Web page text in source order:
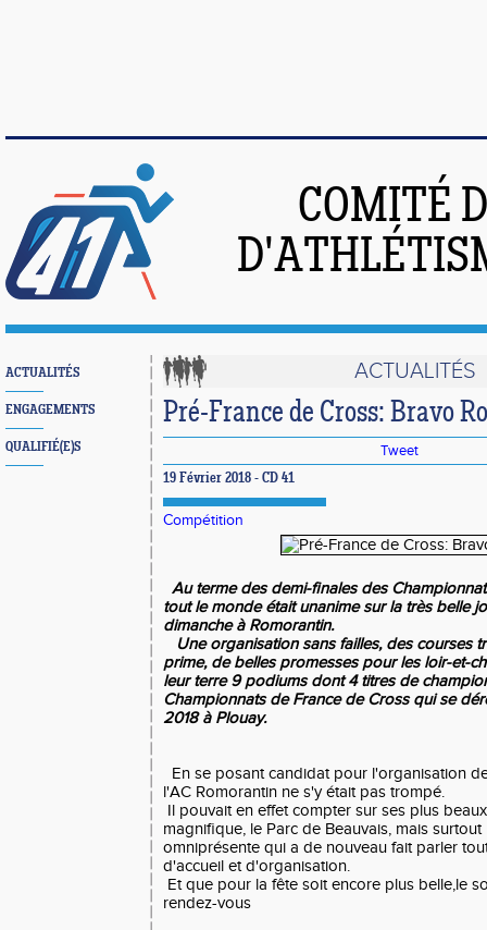
COMITÉ
ACTUALITÉS
ENGAGEMENTS
QUALIFIÉ(E)S
ACTUALITÉS
Pré-France de Cross: Bravo
Tweet
19 Février 2018 - CD 41
Compétition
Au terme des demi-finales des
tout le monde était unanime sur la très belle
dimanche à Romorantin.
Une organisation sans failles, des courses
prime, de belles promesses pour les loir-et-
leur terre 9 podiums dont 4 titres de
Championnats de France de Cross qui se
2018 à Plouay.
En se posant candidat pour l'organisation
l'AC Romorantin ne s'y était pas trompé.
Il pouvait en effet compter sur ses plus
magnifique, le Parc de Beauvais, mais
omniprésente qui a de nouveau fait parler
d'accueil et d'organisation.
Et que pour la fête soit encore plus belle,le
rendez-vous